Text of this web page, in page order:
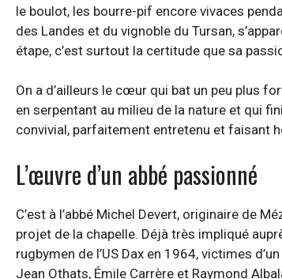
le boulot, les bourre-pif encore vivaces
des Landes et du vignoble du Tursan,
étape, c’est surtout la certitude que sa
On a d’ailleurs le cœur qui bat un peu plus
en serpentant au milieu de la nature et qui
convivial, parfaitement entretenu et faisant
L’œuvre d’un abbé passionné
C’est à l’abbé Michel Devert, originaire de
projet de la chapelle. Déjà très impliqué
rugbymen de l’US Dax en 1964, victimes
Jean Othats, Émile Carrère et Raymond